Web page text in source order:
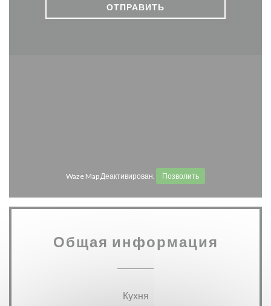
Waze Map Деактивирован. Позволить
Общая информация
Кухня